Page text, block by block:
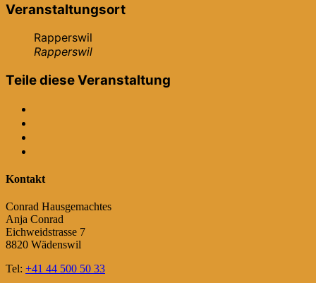
Veranstaltungsort
Rapperswil
Rapperswil
Teile diese Veranstaltung
Kontakt
Conrad Hausgemachtes
Anja Conrad
Eichweidstrasse 7
8820 Wädenswil
Tel: +41 44 500 50 33